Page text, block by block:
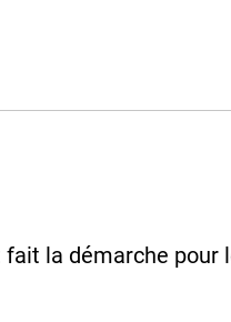
fait la démarche pour